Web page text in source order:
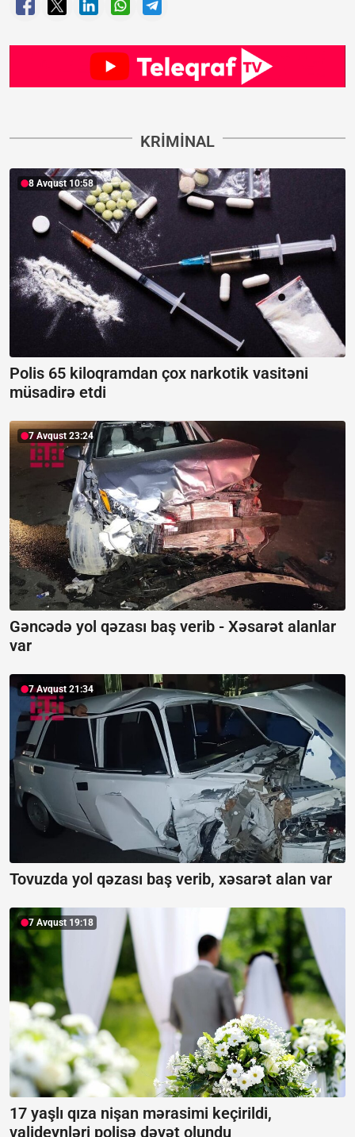
KRIMINAL
8 Avqust 10:58
Polis 65 kiloqramdan çox narkotik vasitəni
müsadirə etdi
7 Avqust 23:24
Gəncədə yol qəzası baş verib - Xəsarət alanlar
var
7 Avqust 21:34
Tovuzda yol qəzası baş verib, xəsarət alan var
7 Avqust 19:18
17 yaşlı qıza nişan mərasimi keçirildi,
valideynləri polisə dəvət olundu